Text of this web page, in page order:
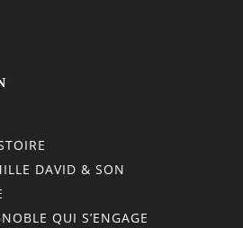
DAVID & SON
QUI S’ENGAGE